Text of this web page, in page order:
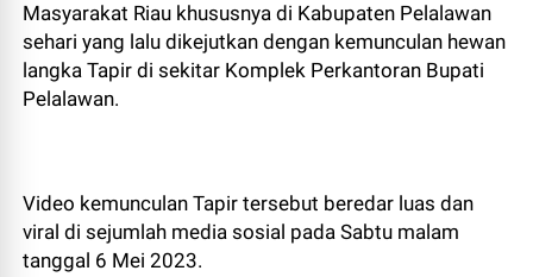
Masyarakat Riau khususnya di Kabupaten Pelalawan
sehari yang lalu dikejutkan dengan kemunculan hewan
langka Tapir di sekitar Komplek Perkantoran Bupati
Pelalawan.
Video kemunculan Tapir tersebut beredar luas dan
viral di sejumlah media sosial pada Sabtu malam
tanggal 6 Mei 2023.